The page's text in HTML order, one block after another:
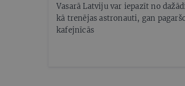
Vasarā Latviju var iepazīt no
kā trenējas astronauti, gan
kafejnīcās